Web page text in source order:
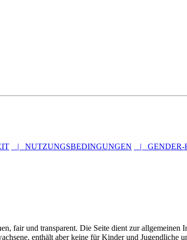
| NUTZUNGSBEDINGUNGEN | GENDER-
fair und transparent. Die Seite dient zur
enthält aber keine für Kinder und Jugendliche